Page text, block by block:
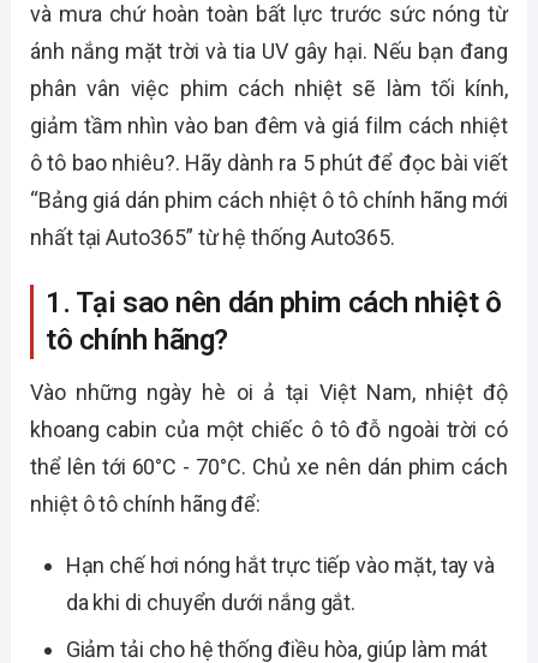
và mưa chứ hoàn toàn bất lực trước sức nóng từ
ánh nắng mặt trời và tia UV gây hại. Nếu bạn đang
phân vân việc phim cách nhiệt sẽ làm tối kính,
giảm tầm nhìn vào ban đêm và giá film cách nhiệt
ô tô bao nhiêu?. Hãy dành ra 5 phút để đọc bài viết
“Bảng giá dán phim cách nhiệt ô tô chính hãng mới
nhất tại Auto365” từ hệ thống Auto365.
1. Tại sao nên dán phim cách nhiệt ô
tô chính hãng?
Vào những ngày hè oi ả tại Việt Nam, nhiệt độ
khoang cabin của một chiếc ô tô đỗ ngoài trời có
thể lên tới 60°C - 70°C. Chủ xe nên dán phim cách
nhiệt ô tô chính hãng để:
Hạn chế hơi nóng hắt trực tiếp vào mặt, tay và
da khi di chuyển dưới nắng gắt.
Giảm tải cho hệ thống điều hòa, giúp làm mát